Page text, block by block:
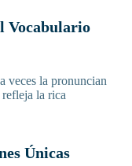
Vocabulario
veces la pronuncian
refleja la rica
Únicas